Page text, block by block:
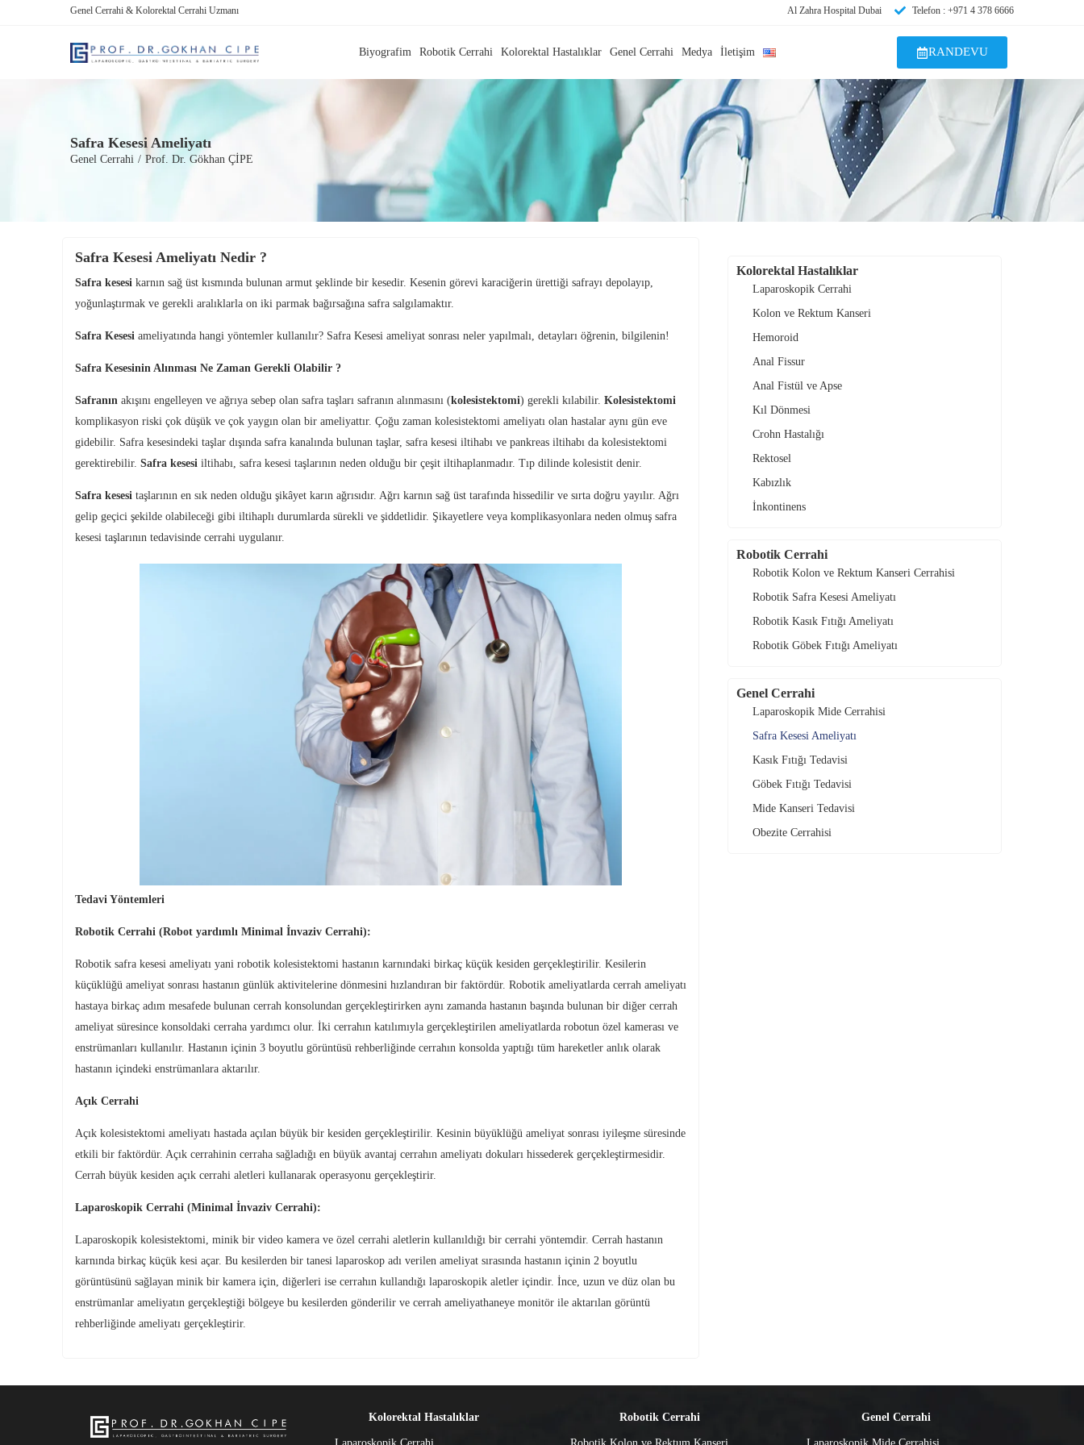
Genel Cerrahi & Kolorektal Cerrahi Uzmanı Al Zahra Hospital Dubai Telefon : +971 4 378 6666
Biyografim Robotik Cerrahi Kolorektal Hastalıklar Genel Cerrahi Medya İletişim RANDEVU
Safra Kesesi Ameliyatı
Genel Cerrahi / Prof. Dr. Gökhan ÇİPE
Safra Kesesi Ameliyatı Nedir ?
Safra kesesi karnın sağ üst kısmında bulunan armut şeklinde bir kesedir. Kesenin görevi karaciğerin ürettiği safrayı depolayıp,
yoğunlaştırmak ve gerekli aralıklarla on iki parmak bağırsağına safra salgılamaktır.
Safra Kesesi ameliyatında hangi yöntemler kullanılır? Safra Kesesi ameliyat sonrası neler yapılmalı, detayları öğrenin, bilgilenin!
Safra Kesesinin Alınması Ne Zaman Gerekli Olabilir ?
Safranın akışını engelleyen ve ağrıya sebep olan safra taşları safranın alınmasını (kolesistektomi) gerekli kılabilir. Kolesistektomi
komplikasyon riski çok düşük ve çok yaygın olan bir ameliyattır. Çoğu zaman kolesistektomi ameliyatı olan hastalar aynı gün eve
gidebilir. Safra kesesindeki taşlar dışında safra kanalında bulunan taşlar, safra kesesi iltihabı ve pankreas iltihabı da kolesistektomi
gerektirebilir. Safra kesesi iltihabı, safra kesesi taşlarının neden olduğu bir çeşit iltihaplanmadır. Tıp dilinde kolesistit denir.
Safra kesesi taşlarının en sık neden olduğu şikâyet karın ağrısıdır. Ağrı karnın sağ üst tarafında hissedilir ve sırta doğru yayılır. Ağrı
gelip geçici şekilde olabileceği gibi iltihaplı durumlarda sürekli ve şiddetlidir. Şikayetlere veya komplikasyonlara neden olmuş safra
kesesi taşlarının tedavisinde cerrahi uygulanır.
Tedavi Yöntemleri
Robotik Cerrahi (Robot yardımlı Minimal İnvaziv Cerrahi):
Robotik safra kesesi ameliyatı yani robotik kolesistektomi hastanın karnındaki birkaç küçük kesiden gerçekleştirilir. Kesilerin
küçüklüğü ameliyat sonrası hastanın günlük aktivitelerine dönmesini hızlandıran bir faktördür. Robotik ameliyatlarda cerrah ameliyatı
hastaya birkaç adım mesafede bulunan cerrah konsolundan gerçekleştirirken aynı zamanda hastanın başında bulunan bir diğer cerrah
ameliyat süresince konsoldaki cerraha yardımcı olur. İki cerrahın katılımıyla gerçekleştirilen ameliyatlarda robotun özel kamerası ve
enstrümanları kullanılır. Hastanın içinin 3 boyutlu görüntüsü rehberliğinde cerrahın konsolda yaptığı tüm hareketler anlık olarak
hastanın içindeki enstrümanlara aktarılır.
Açık Cerrahi
Açık kolesistektomi ameliyatı hastada açılan büyük bir kesiden gerçekleştirilir. Kesinin büyüklüğü ameliyat sonrası iyileşme süresinde
etkili bir faktördür. Açık cerrahinin cerraha sağladığı en büyük avantaj cerrahın ameliyatı dokuları hissederek gerçekleştirmesidir.
Cerrah büyük kesiden açık cerrahi aletleri kullanarak operasyonu gerçekleştirir.
Laparoskopik Cerrahi (Minimal İnvaziv Cerrahi):
Laparoskopik kolesistektomi, minik bir video kamera ve özel cerrahi aletlerin kullanıldığı bir cerrahi yöntemdir. Cerrah hastanın
karnında birkaç küçük kesi açar. Bu kesilerden bir tanesi laparoskop adı verilen ameliyat sırasında hastanın içinin 2 boyutlu
görüntüsünü sağlayan minik bir kamera için, diğerleri ise cerrahın kullandığı laparoskopik aletler içindir. İnce, uzun ve düz olan bu
enstrümanlar ameliyatın gerçekleştiği bölgeye bu kesilerden gönderilir ve cerrah ameliyathaneye monitör ile aktarılan görüntü
rehberliğinde ameliyatı gerçekleştirir.
Kolorektal Hastalıklar
Laparoskopik Cerrahi
Kolon ve Rektum Kanseri
Hemoroid
Anal Fissur
Anal Fistül ve Apse
Kıl Dönmesi
Crohn Hastalığı
Rektosel
Kabızlık
İnkontinens
Robotik Cerrahi
Robotik Kolon ve Rektum Kanseri Cerrahisi
Robotik Safra Kesesi Ameliyatı
Robotik Kasık Fıtığı Ameliyatı
Robotik Göbek Fıtığı Ameliyatı
Genel Cerrahi
Laparoskopik Mide Cerrahisi
Safra Kesesi Ameliyatı
Kasık Fıtığı Tedavisi
Göbek Fıtığı Tedavisi
Mide Kanseri Tedavisi
Obezite Cerrahisi
Kolorektal Hastalıklar Robotik Cerrahi Genel Cerrahi